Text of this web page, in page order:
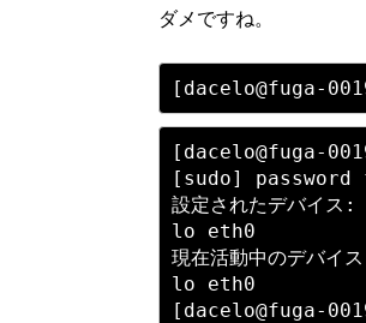
ダメですね。
[dacelo@fuga-
[sudo]
設定されたデバイス:
lo eth0
現在活動中のデバイ
lo eth0
[dacelo@fuga-